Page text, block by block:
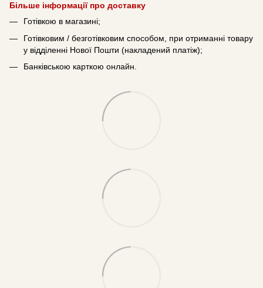
Більше інформації про доставку
Готівкою в магазині;
Готівковим / безготівковим способом, при отриманні товару
у відділенні Нової Пошти (накладений платіж);
Банківською карткою онлайн.